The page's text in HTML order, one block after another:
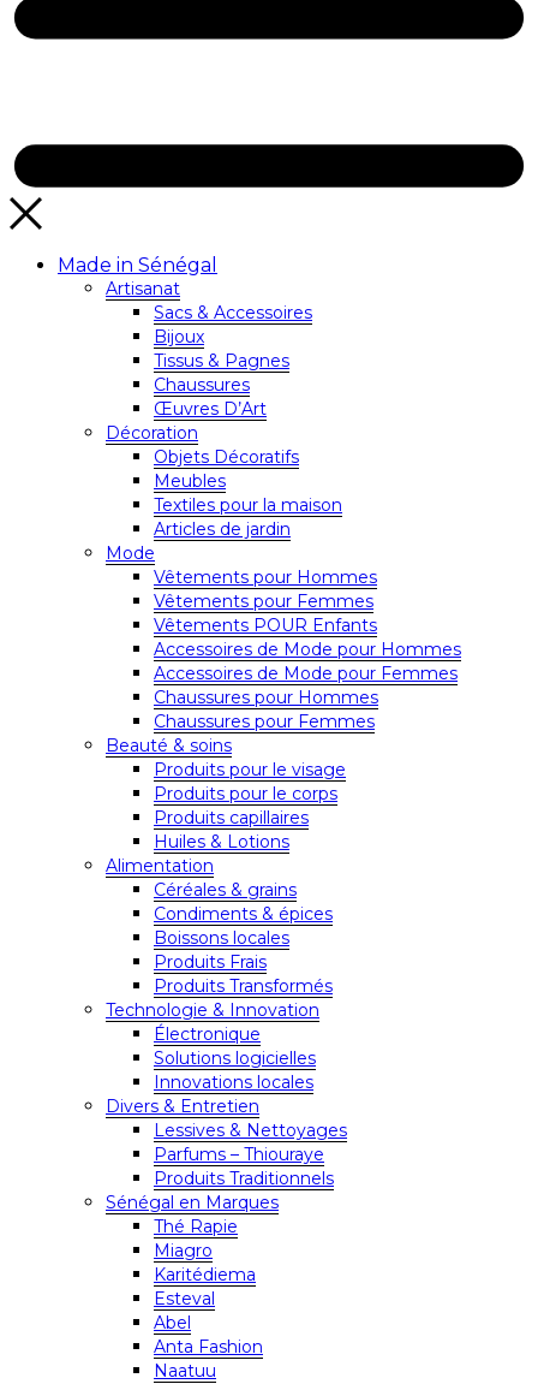
Made in Sénégal
Artisanat
Sacs & Accessoires
Bijoux
Tissus & Pagnes
Chaussures
Œuvres D’Art
Décoration
Objets Décoratifs
Meubles
Textiles pour la maison
Articles de jardin
Mode
Vêtements pour Hommes
Vêtements pour Femmes
Vêtements POUR Enfants
Accessoires de Mode pour Hommes
Accessoires de Mode pour Femmes
Chaussures pour Hommes
Chaussures pour Femmes
Beauté & soins
Produits pour le visage
Produits pour le corps
Produits capillaires
Huiles & Lotions
Alimentation
Céréales & grains
Condiments & épices
Boissons locales
Produits Frais
Produits Transformés
Technologie & Innovation
Électronique
Solutions logicielles
Innovations locales
Divers & Entretien
Lessives & Nettoyages
Parfums – Thiouraye
Produits Traditionnels
Sénégal en Marques
Thé Rapie
Miagro
Karitédiema
Esteval
Abel
Anta Fashion
Naatuu